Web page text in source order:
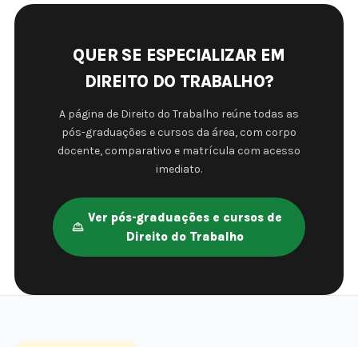
QUER SE ESPECIALIZAR EM
DIREITO DO TRABALHO?
A página de Direito do Trabalho reúne todas as
pós-graduações e cursos da área, com corpo
docente, comparativo e matrícula com acesso
imediato.
Ver pós-graduações e cursos de
Direito do Trabalho